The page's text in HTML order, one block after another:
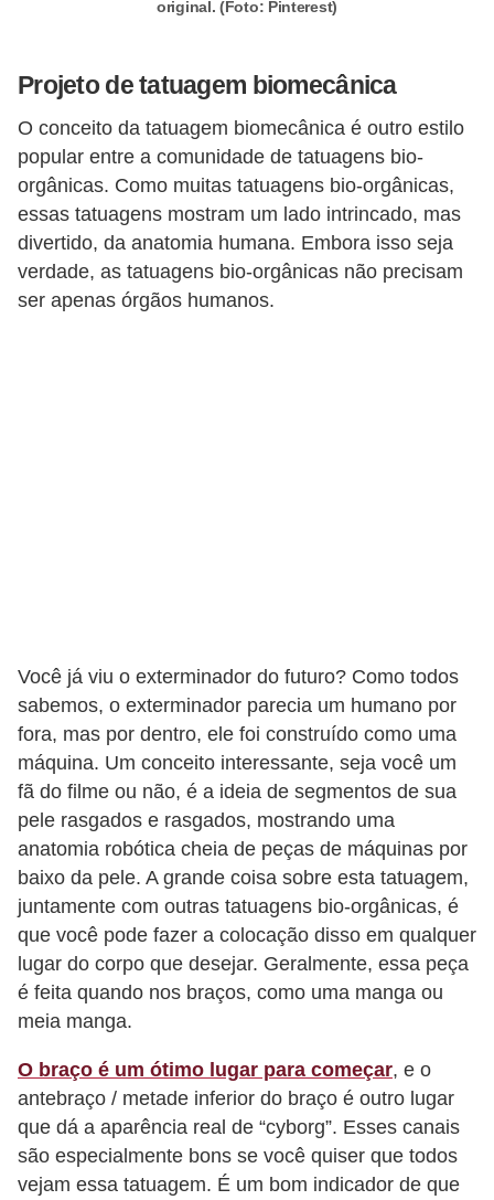
original. (Foto: Pinterest)
Projeto de tatuagem biomecânica
O conceito da tatuagem biomecânica é outro estilo
popular entre a comunidade de tatuagens bio-
orgânicas. Como muitas tatuagens bio-orgânicas,
essas tatuagens mostram um lado intrincado, mas
divertido, da anatomia humana. Embora isso seja
verdade, as tatuagens bio-orgânicas não precisam
ser apenas órgãos humanos.
Você já viu o exterminador do futuro? Como todos
sabemos, o exterminador parecia um humano por
fora, mas por dentro, ele foi construído como uma
máquina. Um conceito interessante, seja você um
fã do filme ou não, é a ideia de segmentos de sua
pele rasgados e rasgados, mostrando uma
anatomia robótica cheia de peças de máquinas por
baixo da pele. A grande coisa sobre esta tatuagem,
juntamente com outras tatuagens bio-orgânicas, é
que você pode fazer a colocação disso em qualquer
lugar do corpo que desejar. Geralmente, essa peça
é feita quando nos braços, como uma manga ou
meia manga.
O braço é um ótimo lugar para começar, e o
antebraço / metade inferior do braço é outro lugar
que dá a aparência real de “cyborg”. Esses canais
são especialmente bons se você quiser que todos
vejam essa tatuagem. É um bom indicador de que
s
e
m
ã
o
s
R
s
ó
r
i
o
s
S
a
ú
d
e